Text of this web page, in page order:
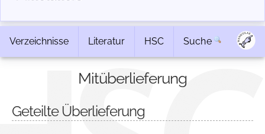
Verzeichnisse Literatur HSC Suche
Mitüberlieferung
Geteilte Überlieferung